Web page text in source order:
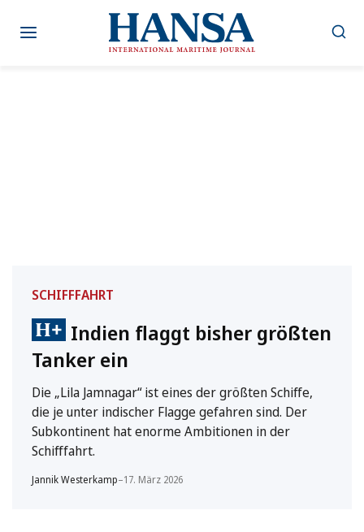
Inhalt
SCHIFFFAHRT
Indien flaggt bisher größten
Tanker ein
Die „Lila Jamnagar“ ist eines der größten Schiffe,
die je unter indischer Flagge gefahren sind. Der
Subkontinent hat enorme Ambitionen in der
Schifffahrt.
Jannik Westerkamp–17. März 2026